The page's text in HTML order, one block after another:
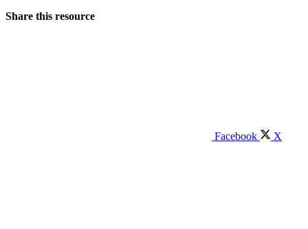
Share this resource
Facebook X